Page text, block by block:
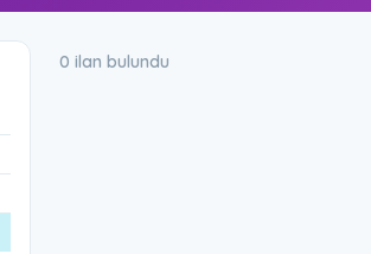
0 ilan bulundu